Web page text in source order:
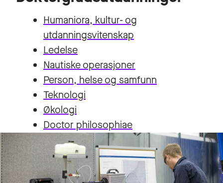
Humaniora, kultur- og
utdanningsvitenskap
Ledelse
Nautiske operasjoner
Person, helse og samfunn
Teknologi
Økologi
Doctor philosophiae